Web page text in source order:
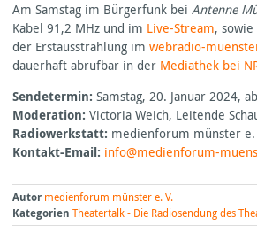
Am Samstag im Bürgerfunk bei Antenne
Kabel 91,2 MHz und im Live-Stream,
der Erstausstrahlung im webradio-
dauerhaft abrufbar in der Mediathek bei
Sendetermin: Samstag, 20. Januar 2024,
Moderation: Victoria Weich, Leitende
Radiowerkstatt: medienforum münster e.
Kontakt-Email: info@medienforum-
Autor medienforum münster e. V.
Kategorien Theatertalk - Die Radiosendung des